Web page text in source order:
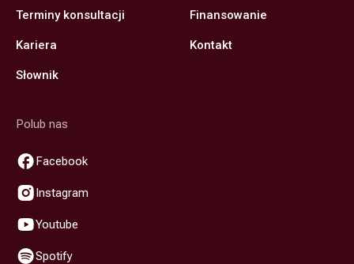
Terminy konsultacji
Kariera
Słownik
Finansowanie
Kontakt
Polub nas
Facebook
Instagram
Youtube
Spotify